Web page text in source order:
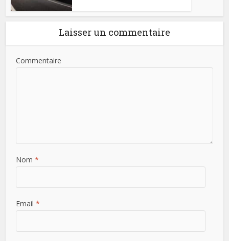
Laisser un commentaire
Commentaire
Nom*
Email*